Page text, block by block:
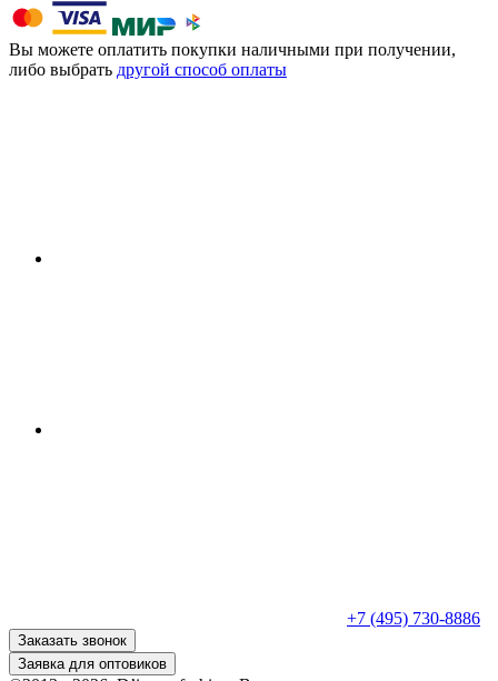
Вы можете оплатить покупки наличными при получении,
либо выбрать другой способ оплаты
+7 (495) 730-8886
Заказать звонок
Заявка для оптовиков